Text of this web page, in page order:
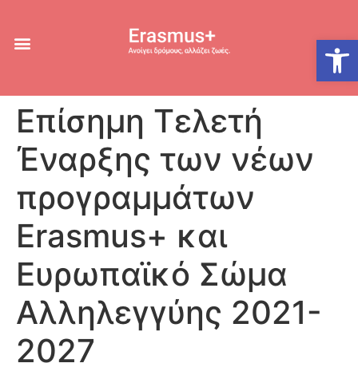
Επίσημη Τελετή
Έναρξης των νέων
προγραμμάτων
Erasmus+ και
Ευρωπαϊκό Σώμα
Αλληλεγγύης 2021-
2027